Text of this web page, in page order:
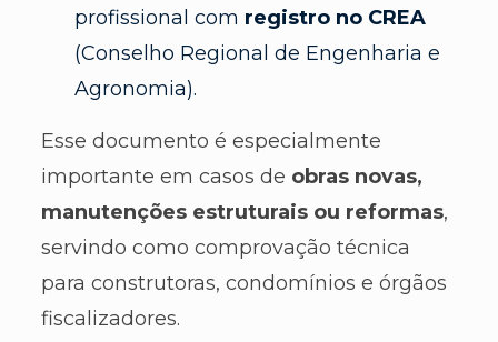
profissional com registro no CREA
(Conselho Regional de Engenharia e
Agronomia).
Esse documento é especialmente
importante em casos de obras novas,
manutenções estruturais ou reformas,
servindo como comprovação técnica
para construtoras, condomínios e órgãos
fiscalizadores.